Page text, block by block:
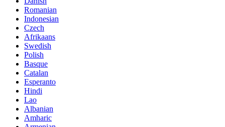
Romanian
Indonesian
Czech
Afrikaans
Swedish
Polish
Basque
Catalan
Esperanto
Hindi
Lao
Albanian
Amharic